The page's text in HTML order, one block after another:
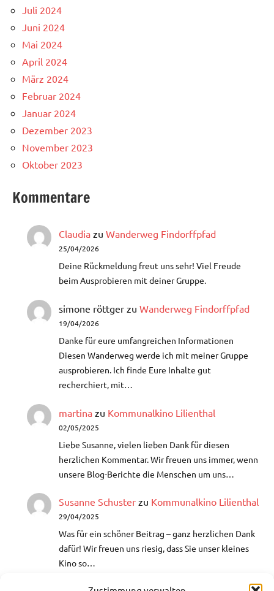
Juli 2024
Juni 2024
Mai 2024
April 2024
März 2024
Februar 2024
Januar 2024
Dezember 2023
November 2023
Oktober 2023
Kommentare
Claudia zu Wanderweg Findorffpfad
25/04/2026
Deine Rückmeldung freut uns sehr! Viel Freude
beim Ausprobieren mit deiner Gruppe.
simone röttger zu Wanderweg Findorffpfad
19/04/2026
Danke für eure umfangreichen Informationen
Diesen Wanderweg werde ich mit meiner Gruppe
ausprobieren. Ich finde Eure Inhalte gut
recherchiert, mit…
martina zu Kommunalkino Lilienthal
02/05/2025
Liebe Susanne, vielen lieben Dank für diesen
herzlichen Kommentar. Wir freuen uns immer, wenn
unsere Blog-Berichte die Menschen um uns…
Susanne Schuster zu Kommunalkino Lilienthal
29/04/2025
Was für ein schöner Beitrag – ganz herzlichen Dank
dafür!​ Wir freuen uns riesig, dass Sie unser kleines
Kino so…